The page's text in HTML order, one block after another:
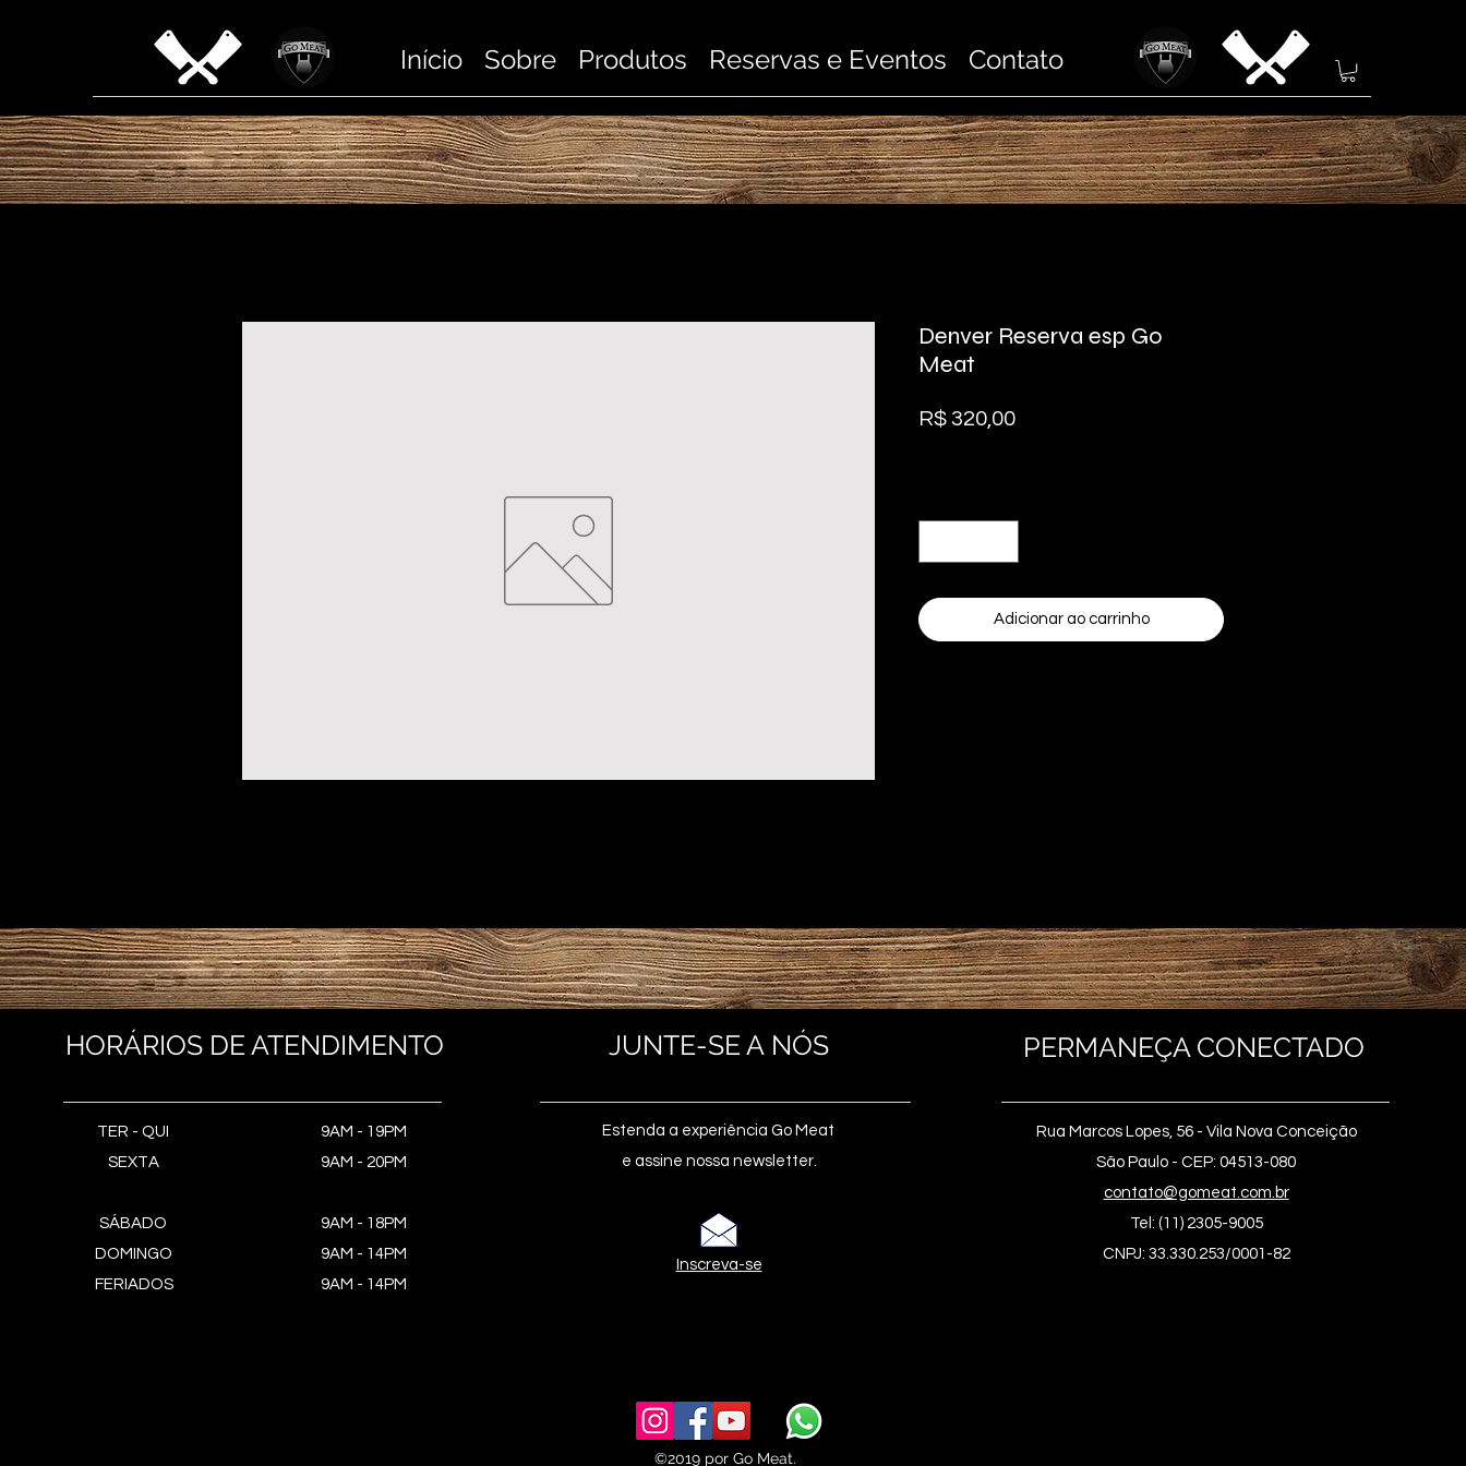
Início Sobre Produtos Reservas e Eventos Contato
Denver Reserva esp Go
Meat
R$ 320,00Preço
Adicionar ao carrinho
HORÁRIOS DE ATENDIMENTO
TER - QUI
SEXTA
SÁBADO
DOMINGO
FERIADOS
9AM - 19PM
9AM - 20PM
9AM - 18PM
9AM - 14PM
9AM - 14PM
JUNTE-SE A NÓS
Estenda a experiência Go Meat
e assine nossa newsletter.
Inscreva-se
©2019 por Go Meat.
PERMANEÇA CONECTADO
Rua Marcos Lopes, 56 - Vila Nova Conceição
São Paulo - CEP: 04513-080
contato@gomeat.com.br
Tel: (11) 2305-9005
CNPJ: 33.330.253/0001-82